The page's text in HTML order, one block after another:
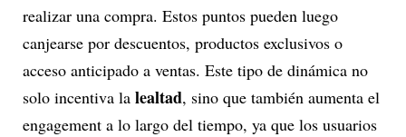
realizar una compra. Estos puntos pueden luego
canjearse por descuentos, productos exclusivos o
acceso anticipado a ventas. Este tipo de dinámica no
solo incentiva la lealtad, sino que también aumenta el
engagement a lo largo del tiempo, ya que los usuarios